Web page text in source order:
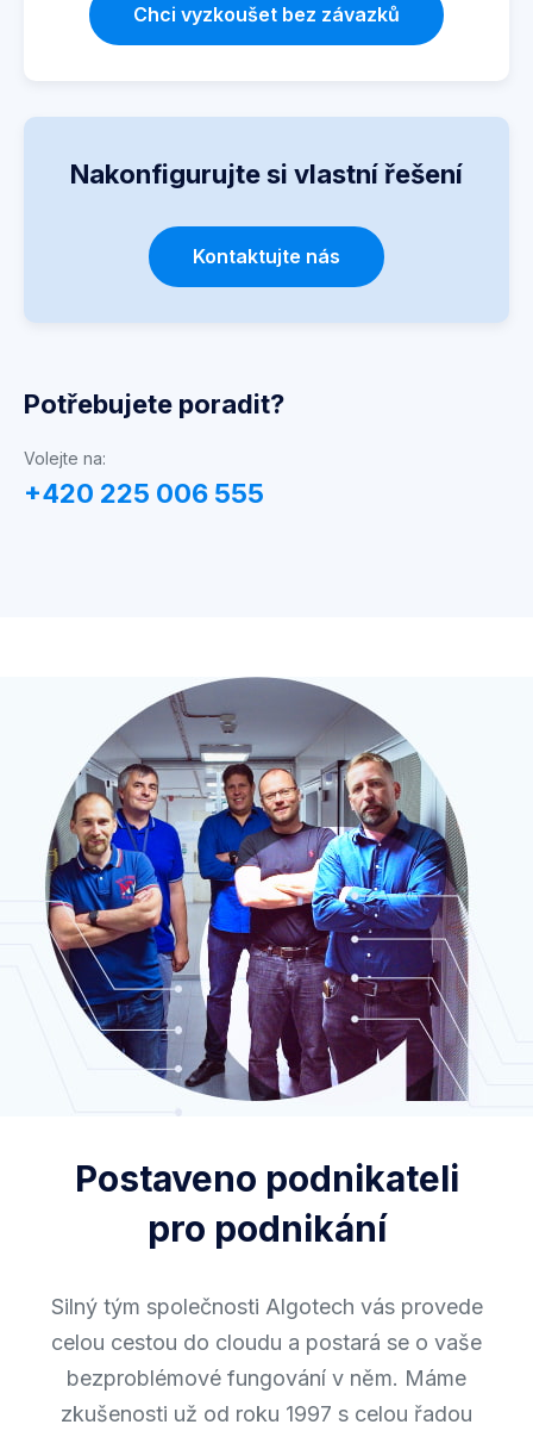
Chci vyzkoušet bez závazků
Nakonfigurujte si vlastní řešení
Kontaktujte nás
Potřebujete poradit?
Volejte na:
+420 225 006 555
Postaveno podnikateli
pro podnikání
Silný tým společnosti Algotech vás provede
celou cestou do cloudu a postará se o vaše
bezproblémové fungování v něm. Máme
zkušenosti už od roku 1997 s celou řadou